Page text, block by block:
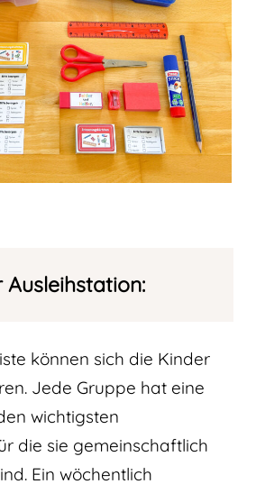
Ausleihstation:
können sich die Kinder
Jede Gruppe hat eine
wichtigsten
die sie gemeinschaftlich
Ein wöchentlich